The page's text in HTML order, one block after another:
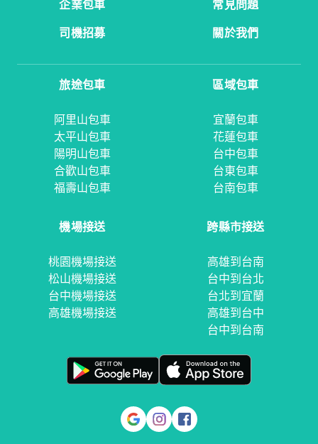
企業包車
常見問題
司機招募
關於我們
旅途包車
阿里山包車
太平山包車
陽明山包車
合歡山包車
福壽山包車
區域包車
宜蘭包車
花蓮包車
台中包車
台東包車
台南包車
機場接送
桃園機場接送
松山機場接送
台中機場接送
高雄機場接送
跨縣市接送
高雄到台南
台中到台北
台北到宜蘭
高雄到台中
台中到台南